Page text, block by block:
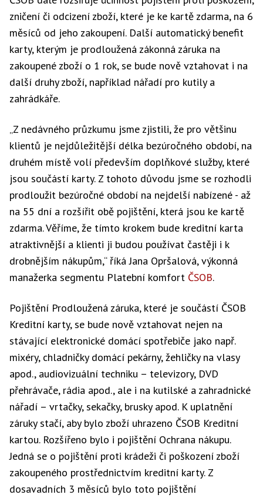
zničení či odcizení zboží, které je ke kartě zdarma, na 6
měsíců od jeho zakoupení. Další automatický benefit
karty, kterým je prodloužená zákonná záruka na
zakoupené zboží o 1 rok, se bude nově vztahovat i na
další druhy zboží, například nářadí pro kutily a
zahrádkáře.
„Z nedávného průzkumu jsme zjistili, že pro většinu
klientů je nejdůležitější délka bezúročného období, na
druhém místě volí především doplňkové služby, které
jsou součástí karty. Z tohoto důvodu jsme se rozhodli
prodloužit bezúročné období na nejdelší nabízené - až
na 55 dní a rozšířit obě pojištění, která jsou ke kartě
zdarma. Věříme, že tímto krokem bude kreditní karta
atraktivnější a klienti ji budou používat častěji i k
drobnějším nákupům,“ říká Jana Opršalová, výkonná
manažerka segmentu Platební komfort ČSOB.
Pojištění Prodloužená záruka, které je součástí ČSOB
Kreditní karty, se bude nově vztahovat nejen na
stávající elektronické domácí spotřebiče jako např.
mixéry, chladničky domácí pekárny, žehličky na vlasy
apod., audiovizuální techniku – televizory, DVD
přehrávače, rádia apod., ale i na kutilské a zahradnické
nářadí – vrtačky, sekačky, brusky apod. K uplatnění
záruky stačí, aby bylo zboží uhrazeno ČSOB Kreditní
kartou. Rozšířeno bylo i pojištění Ochrana nákupu.
Jedná se o pojištění proti krádeži či poškození zboží
zakoupeného prostřednictvím kreditní karty. Z
dosavadních 3 měsíců bylo toto pojištění